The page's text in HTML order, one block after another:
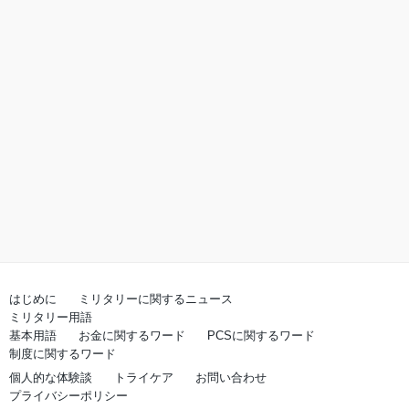
はじめに
ミリタリーに関するニュース
ミリタリー用語
基本用語
お金に関するワード
PCSに関するワード
制度に関するワード
個人的な体験談
トライケア
お問い合わせ
プライバシーポリシー